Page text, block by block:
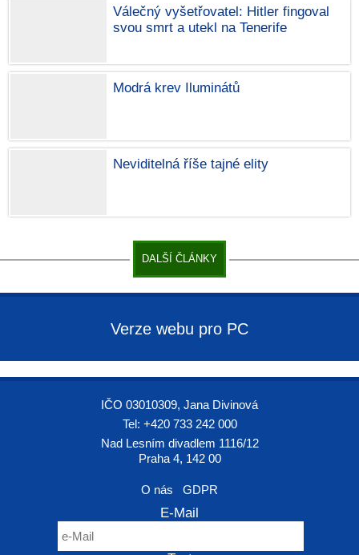
Válečný vyšetřovatel: Hitler fingoval
svou smrt a utekl na Tenerife
Modrá krev Iluminátů
Neviditelná říše tajné elity
DALŠÍ ČLÁNKY
Verze webu pro PC
IČO 03010309, Jana Divinová
Tel: +420 733 242 000
Nad Lesním divadlem 1116/12
Praha 4, 142 00
O nás GDPR
E-Mail